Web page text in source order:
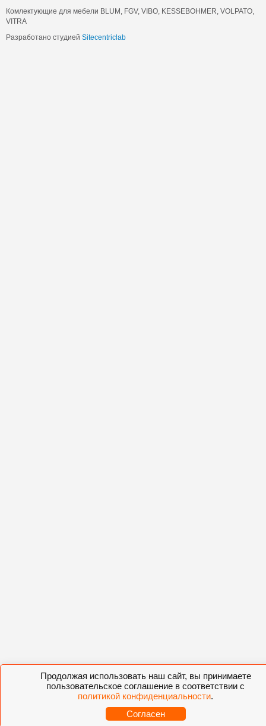
Продолжая использовать наш сайт, вы принимаете
пользовательское соглашение в соответствии с
политикой конфиденциальности.
Согласен
Комлектующие для мебели BLUM, FGV, VIBO, KESSEBOHMER, VOLPATO,
VITRA
Разработано студией Sitecentriclab